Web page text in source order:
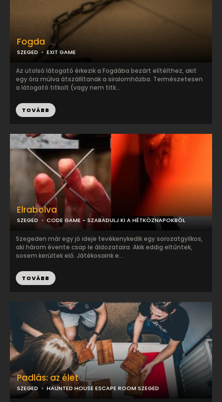
Fogda
SZEGED EXIT GAME
Az utolsó látogató érkezik a Fogdába bezárt elítélthez, akit
egy óra múlva átszállítanak a siralomházba. Természetesen
a látogató titkolt (vagy nem titk...
TOVÁBB
Elrabolva
SZEGED CODE GAME - SZABADULJ KI A HÉTKÖZNAPOKBÓL
Szegeden már egy jó ideje tevékenykedik egy sorozatgyilkos,
aki három évente csap le áldozataira. Akik eddig eltűntek,
sosem kerültek elő. Játékosaink e...
TOVÁBB
Padlás: az élet
SZEGED HAUNTED HOUSE ESCAPE ROOM SZEGED